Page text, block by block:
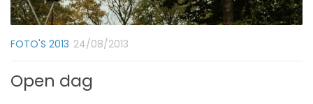
FOTO'S 2013 24/08/2013
Open dag